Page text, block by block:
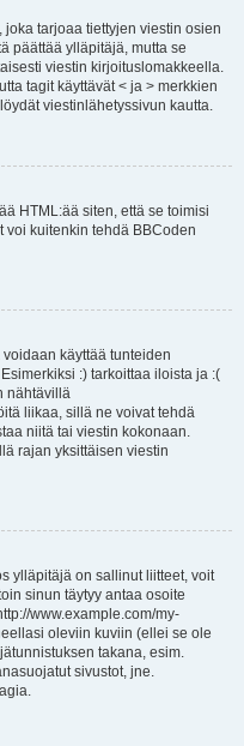
tarjoaa tiettyjen viestin osien
päättää ylläpitäjä, mutta se
viestin kirjoituslomakkeella.
tagit käyttävät < ja > merkkien
viestinlähetyssivun kautta.
HTML:ää siten, että se toimisi
voi kuitenkin tehdä BBCoden
käyttää tunteiden
:) tarkoittaa iloista ja :(
nähtävillä
liikaa, sillä ne voivat tehdä
niitä tai viestin kokonaan.
rajan yksittäisen viestin
ylläpitäjä on sallinut liitteet, voit
sinun täytyy antaa osoite
www.example.com/my-
oleviin kuviin (ellei se ole
takana, esim.
sivustot, jne.